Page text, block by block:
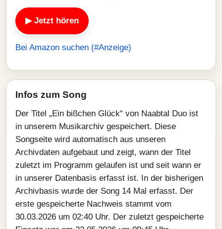
▶ Jetzt hören
Bei Amazon suchen (#Anzeige)
Infos zum Song
Der Titel „Ein bißchen Glück“ von Naabtal Duo ist
in unserem Musikarchiv gespeichert. Diese
Songseite wird automatisch aus unseren
Archivdaten aufgebaut und zeigt, wann der Titel
zuletzt im Programm gelaufen ist und seit wann er
in unserer Datenbasis erfasst ist. In der bisherigen
Archivbasis wurde der Song 14 Mal erfasst. Der
erste gespeicherte Nachweis stammt vom
30.03.2026 um 02:40 Uhr. Der zuletzt gespeicherte